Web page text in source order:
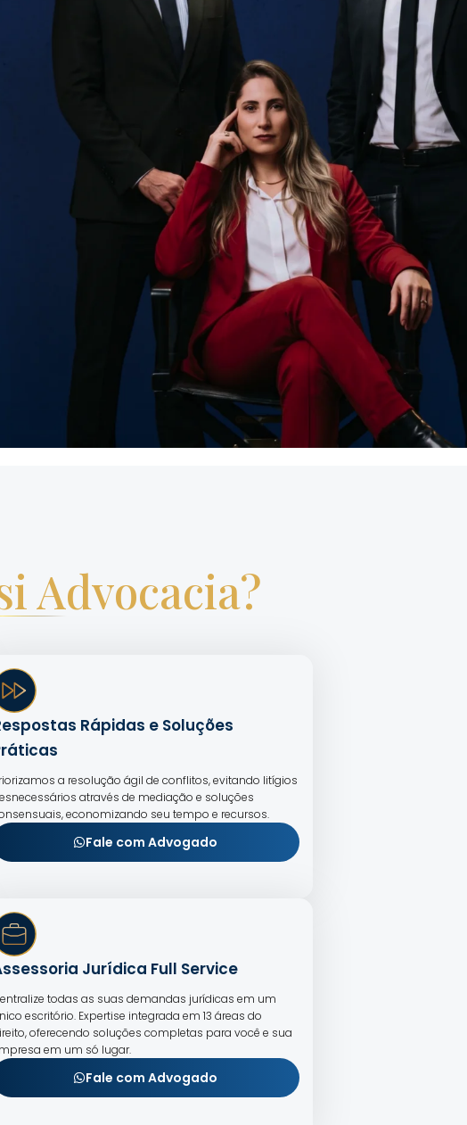
Advocacia?
Rápidas e Soluções
a resolução ágil de conflitos, evitando litígios
através de mediação e soluções
economizando seu tempo e recursos.
Fale com Advogado
Jurídica Full Service
todas as suas demandas jurídicas em um
escritório. Expertise integrada em 13 áreas do
oferecendo soluções completas para você e sua
em um só lugar.
Fale com Advogado